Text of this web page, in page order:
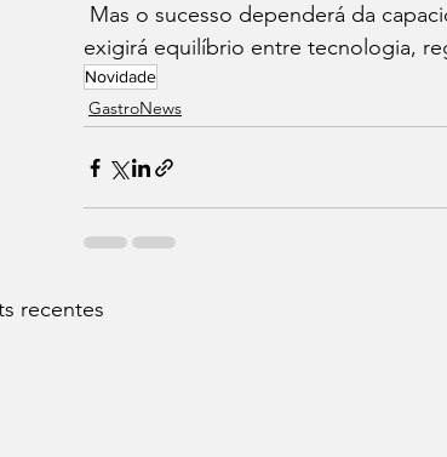
Mas o sucesso dependerá da
exigirá equilíbrio entre tecnologia,
Novidade
⁠GastroNews
recentes